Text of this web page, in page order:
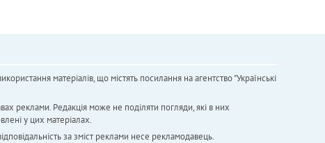
матеріалів, що містять посилання на агентство "Українськi
реклами. Редакція може не поділяти погляди, які в них
у цих матеріалах.
за зміст реклами несе рекламодавець.